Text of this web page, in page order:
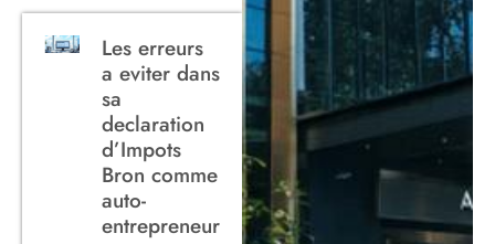
Les erreurs
a eviter dans
sa
declaration
d’Impots
Bron comme
auto-
entrepreneur